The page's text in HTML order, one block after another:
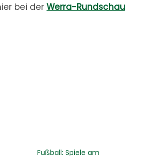
bei der Werra-Rundschau
Fußball: Spiele am